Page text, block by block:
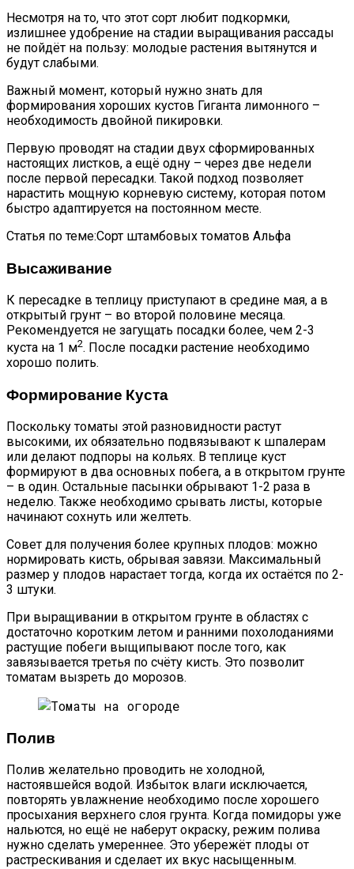
Несмотря на то, что этот сорт любит подкормки,
излишнее удобрение на стадии выращивания рассады
не пойдёт на пользу: молодые растения вытянутся и
будут слабыми.
Важный момент, который нужно знать для
формирования хороших кустов Гиганта лимонного –
необходимость двойной пикировки.
Первую проводят на стадии двух сформированных
настоящих листков, а ещё одну – через две недели
после первой пересадки. Такой подход позволяет
нарастить мощную корневую систему, которая потом
быстро адаптируется на постоянном месте.
Статья по теме:Сорт штамбовых томатов Альфа
Высаживание
К пересадке в теплицу приступают в средине мая, а в
открытый грунт – во второй половине месяца.
Рекомендуется не загущать посадки более, чем 2-3
куста на 1 м2. После посадки растение необходимо
хорошо полить.
Формирование Куста
Поскольку томаты этой разновидности растут
высокими, их обязательно подвязывают к шпалерам
или делают подпоры на кольях. В теплице куст
формируют в два основных побега, а в открытом грунте
– в один. Остальные пасынки обрывают 1-2 раза в
неделю. Также необходимо срывать листы, которые
начинают сохнуть или желтеть.
Совет для получения более крупных плодов: можно
нормировать кисть, обрывая завязи. Максимальный
размер у плодов нарастает тогда, когда их остаётся по 2-
3 штуки.
При выращивании в открытом грунте в областях с
достаточно коротким летом и ранними похолоданиями
растущие побеги выщипывают после того, как
завязывается третья по счёту кисть. Это позволит
томатам вызреть до морозов.
Полив
Полив желательно проводить не холодной,
настоявшейся водой. Избыток влаги исключается,
повторять увлажнение необходимо после хорошего
просыхания верхнего слоя грунта. Когда помидоры уже
нальются, но ещё не наберут окраску, режим полива
нужно сделать умереннее. Это убережёт плоды от
растрескивания и сделает их вкус насыщенным.